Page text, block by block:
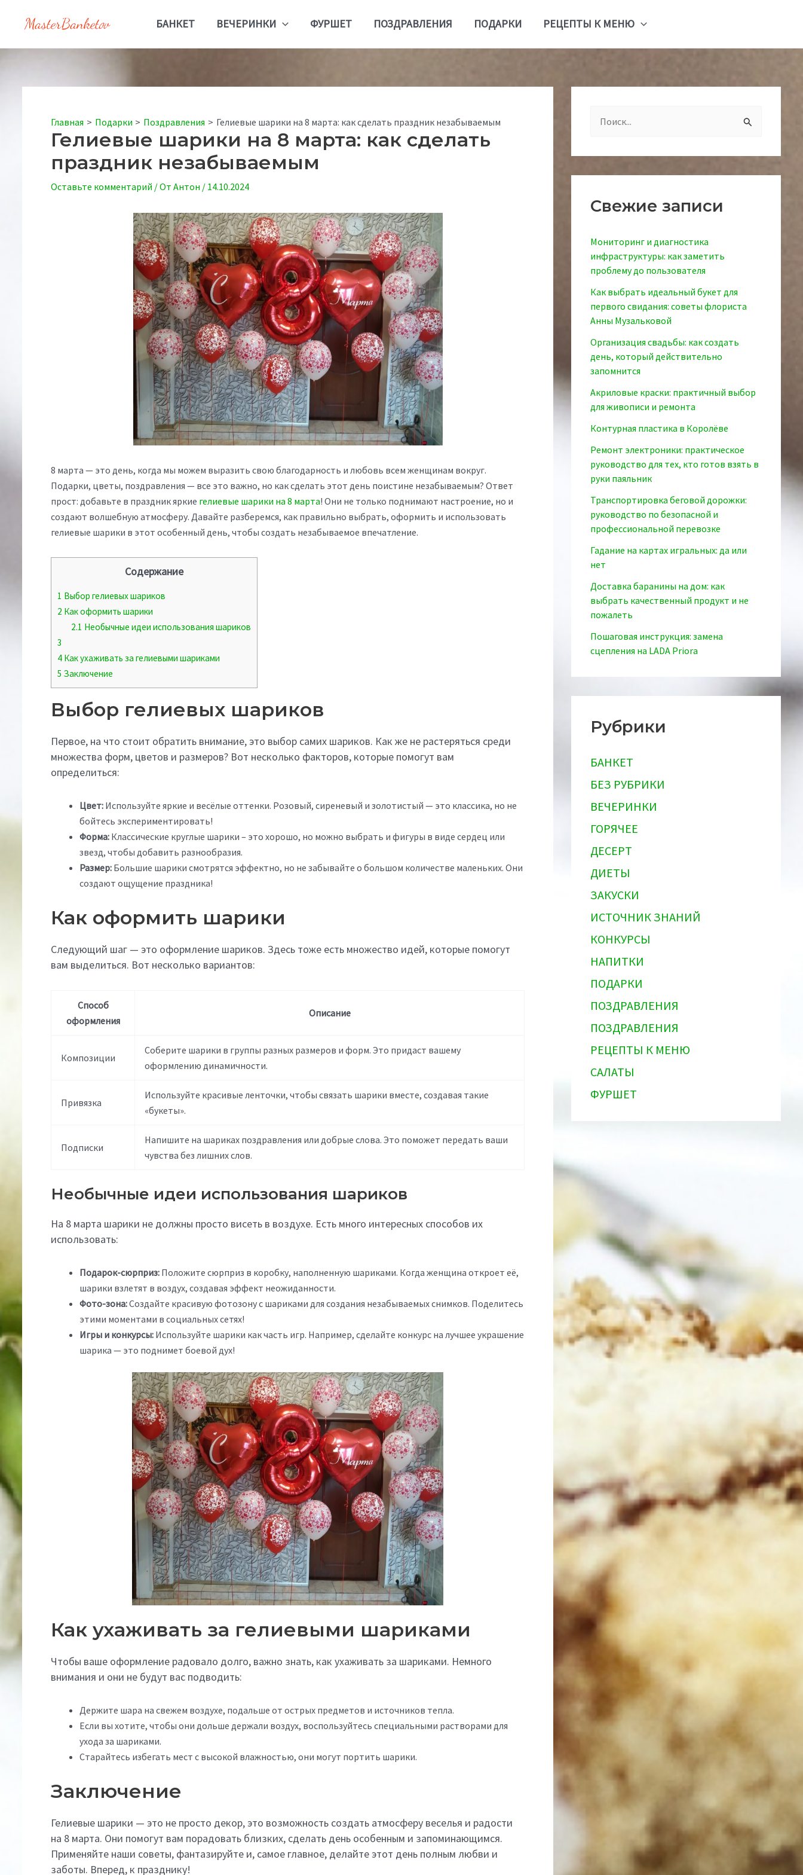
БАНКЕТ ВЕЧЕРИНКИ ФУРШЕТ ПОЗДРАВЛЕНИЯ ПОДАРКИ РЕЦЕПТЫ К МЕНЮ
Главная Подарки Поздравления Гелиевые шарики на 8 марта: как сделать праздник незабываемым
Гелиевые шарики на 8 марта: как сделать
праздник незабываемым
Оставьте комментарий / От Антон / 14.10.2024
8 марта — это день, когда мы можем выразить свою благодарность и любовь всем женщинам вокруг.
Подарки, цветы, поздравления — все это важно, но как сделать этот день поистине незабываемым? Ответ
прост: добавьте в праздник яркие гелиевые шарики на 8 марта! Они не только поднимают настроение, но и
создают волшебную атмосферу. Давайте разберемся, как правильно выбрать, оформить и использовать
гелиевые шарики в этот особенный день, чтобы создать незабываемое впечатление.
Содержание
1 Выбор гелиевых шариков
2 Как оформить шарики
2.1 Необычные идеи использования шариков
3
4 Как ухаживать за гелиевыми шариками
5 Заключение
Выбор гелиевых шариков
Первое, на что стоит обратить внимание, это выбор самих шариков. Как же не растеряться среди
множества форм, цветов и размеров? Вот несколько факторов, которые помогут вам
определиться:
Цвет: Используйте яркие и весёлые оттенки. Розовый, сиреневый и золотистый — это классика, но не
бойтесь экспериментировать!
Форма: Классические круглые шарики – это хорошо, но можно выбрать и фигуры в виде сердец или
звезд, чтобы добавить разнообразия.
Размер: Большие шарики смотрятся эффектно, но не забывайте о большом количестве маленьких. Они
создают ощущение праздника!
Как оформить шарики
Следующий шаг — это оформление шариков. Здесь тоже есть множество идей, которые помогут
вам выделиться. Вот несколько вариантов:
Способ
оформления
Описание
Композиции
Соберите шарики в группы разных размеров и форм. Это придаст вашему
оформлению динамичности.
Привязка
Используйте красивые ленточки, чтобы связать шарики вместе, создавая такие
«букеты».
Подписки
Напишите на шариках поздравления или добрые слова. Это поможет передать ваши
чувства без лишних слов.
Необычные идеи использования шариков
На 8 марта шарики не должны просто висеть в воздухе. Есть много интересных способов их
использовать:
Подарок-сюрприз: Положите сюрприз в коробку, наполненную шариками. Когда женщина откроет её,
шарики взлетят в воздух, создавая эффект неожиданности.
Фото-зона:Создайте красивую фотозону с шариками для создания незабываемых снимков. Поделитесь
этими моментами в социальных сетях!
Игры и конкурсы: Используйте шарики как часть игр. Например, сделайте конкурс на лучшее украшение
шарика — это поднимет боевой дух!
Как ухаживать за гелиевыми шариками
Чтобы ваше оформление радовало долго, важно знать, как ухаживать за шариками. Немного
внимания и они не будут вас подводить:
Держите шара на свежем воздухе, подальше от острых предметов и источников тепла.
Если вы хотите, чтобы они дольше держали воздух, воспользуйтесь специальными растворами для
ухода за шариками.
Старайтесь избегать мест с высокой влажностью, они могут портить шарики.
Заключение
Гелиевые шарики — это не просто декор, это возможность создать атмосферу веселья и радости
на 8 марта. Они помогут вам порадовать близких, сделать день особенным и запоминающимся.
Применяйте наши советы, фантазируйте и, самое главное, делайте этот день полным любви и
заботы. Вперед, к празднику!
и
с
:Свежие записи
Мониторинг и диагностика
инфраструктуры: как заметить
проблему до пользователя
Как выбрать идеальный букет для
первого свидания: советы флориста
Анны Музальковой
Организация свадьбы: как создать
день, который действительно
запомнится
Акриловые краски: практичный выбор
для живописи и ремонта
Контурная пластика в Королёве
Ремонт электроники: практическое
руководство для тех, кто готов взять в
руки паяльник
Транспортировка беговой дорожки:
руководство по безопасной и
профессиональной перевозке
Гадание на картах игральных: да или
нет
Доставка баранины на дом: как
выбрать качественный продукт и не
пожалеть
Пошаговая инструкция: замена
сцепления на LADA Priora
Рубрики
БАНКЕТ
БЕЗ РУБРИКИ
ВЕЧЕРИНКИ
ГОРЯЧЕЕ
ДЕСЕРТ
ДИЕТЫ
ЗАКУСКИ
ИСТОЧНИК ЗНАНИЙ
КОНКУРСЫ
НАПИТКИ
ПОДАРКИ
ПОЗДРАВЛЕНИЯ
ПОЗДРАВЛЕНИЯ
РЕЦЕПТЫ К МЕНЮ
САЛАТЫ
ФУРШЕТ